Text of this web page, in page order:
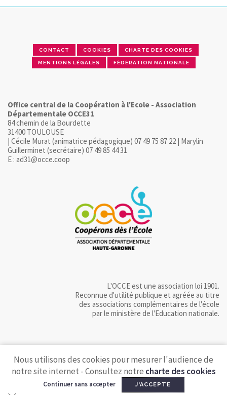
CONTACT COOKIES CHARTE DES COOKIES
MENTIONS LÉGALES FÉDÉRATION NATIONALE
Office central de la Coopération à l'Ecole - Association
Départementale OCCE31
84 chemin de la Bourdette
31400 TOULOUSE
| Cécile Murat (animatrice pédagogique) 07 49 75 87 22 | Marylin
Guillerminet (secrétaire) 07 49 85 44 31
E : ad31@occe.coop
L'OCCE est une association loi 1901.
Reconnue d'utilité publique et agréée au titre
des associations complémentaires de l'école
par le ministère de l'Education nationale.
Nous utilisons des cookies pour mesurer l'audience de
notre site internet - Consultez notre charte des cookies
Continuer sans accepter J'ACCEPTE